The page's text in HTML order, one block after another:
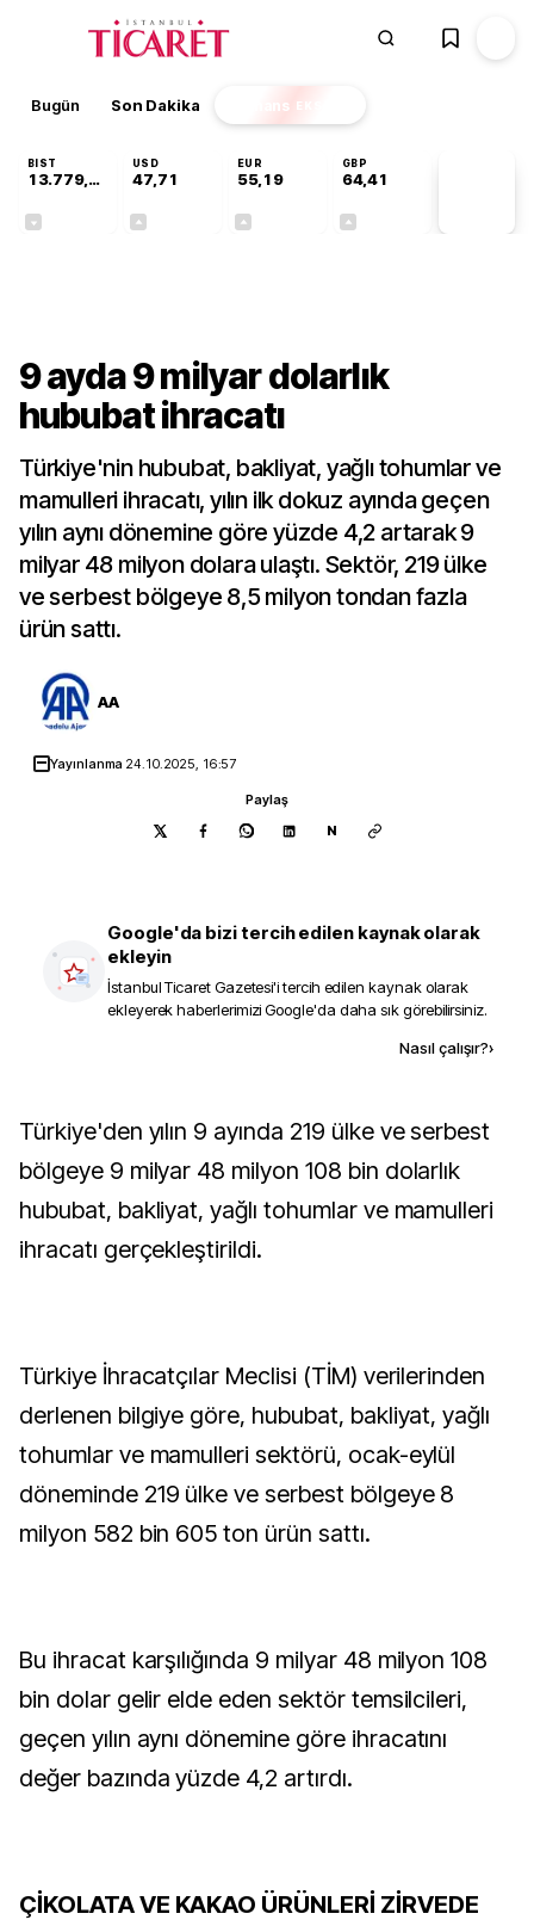
Bugün Son Dakika Finans EKSTRA
BIST
13.779,39
USD
47,71
EUR
55,19
GBP
64,41
9 ayda 9 milyar dolarlık
hububat ihracatı
Türkiye'nin hububat, bakliyat, yağlı tohumlar ve
mamulleri ihracatı, yılın ilk dokuz ayında geçen
yılın aynı dönemine göre yüzde 4,2 artarak 9
milyar 48 milyon dolara ulaştı. Sektör, 219 ülke
ve serbest bölgeye 8,5 milyon tondan fazla
ürün sattı.
AA
Yayınlanma 24.10.2025, 16:57
Paylaş
N
Google'da bizi tercih edilen kaynak olarak
ekleyin
İstanbul Ticaret Gazetesi'i tercih edilen kaynak olarak
ekleyerek haberlerimizi Google'da daha sık görebilirsiniz.
Nasıl çalışır?›
Türkiye'den yılın 9 ayında 219 ülke ve serbest
bölgeye 9 milyar 48 milyon 108 bin dolarlık
hububat, bakliyat, yağlı tohumlar ve mamulleri
ihracatı gerçekleştirildi.
Türkiye İhracatçılar Meclisi (TİM) verilerinden
derlenen bilgiye göre, hububat, bakliyat, yağlı
tohumlar ve mamulleri sektörü, ocak-eylül
döneminde 219 ülke ve serbest bölgeye 8
milyon 582 bin 605 ton ürün sattı.
Bu ihracat karşılığında 9 milyar 48 milyon 108
bin dolar gelir elde eden sektör temsilcileri,
geçen yılın aynı dönemine göre ihracatını
değer bazında yüzde 4,2 artırdı.
ÇİKOLATA VE KAKAO ÜRÜNLERİ ZİRVEDE